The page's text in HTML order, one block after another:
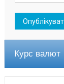
Курс валют